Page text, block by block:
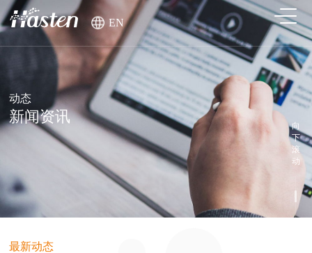
EN
动态
新闻资讯
向
下
滚
动
最新动态